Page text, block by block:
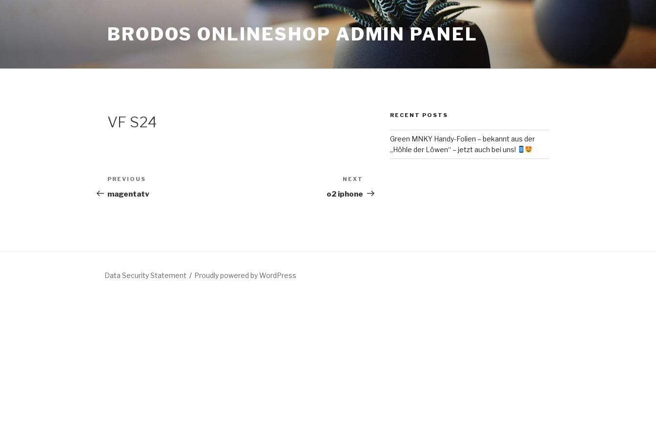
BRODOS ONLINESHOP ADMIN PANEL
VF S24
Post
navigation
Previous
Post
PREVIOUS
magentatv
Post
NEXT
o2 iphone
RECENT POSTS
Green MNKY Handy-Folien – bekannt aus der
„Höhle der Löwen“ – jetzt auch bei uns!
Data Security Statement Proudly powered by WordPress